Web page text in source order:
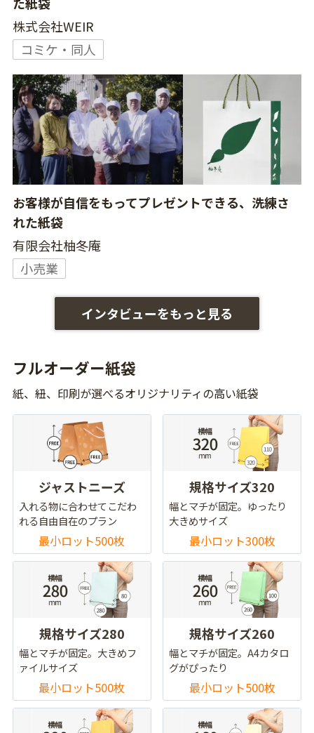
株式会社WEIR
コミケ・同人
お客様が自信をもってプレゼントできる、洗練さ
れた紙袋
有限会社柚冬庵
小売業
インタビューをもっと見る
フルオーダー紙袋
紙、紐、印刷が選べるオリジナリティの高い紙袋
ジャストニーズ
入れる物に合わせてこだわ
れる自由自在のプラン
最小ロット500枚
規格サイズ320
幅とマチが固定。ゆったり
大きめサイズ
最小ロット300枚
規格サイズ280
幅とマチが固定。大きめフ
ァイルサイズ
最小ロット500枚
規格サイズ260
幅とマチが固定。A4カタロ
グがぴったり
最小ロット500枚